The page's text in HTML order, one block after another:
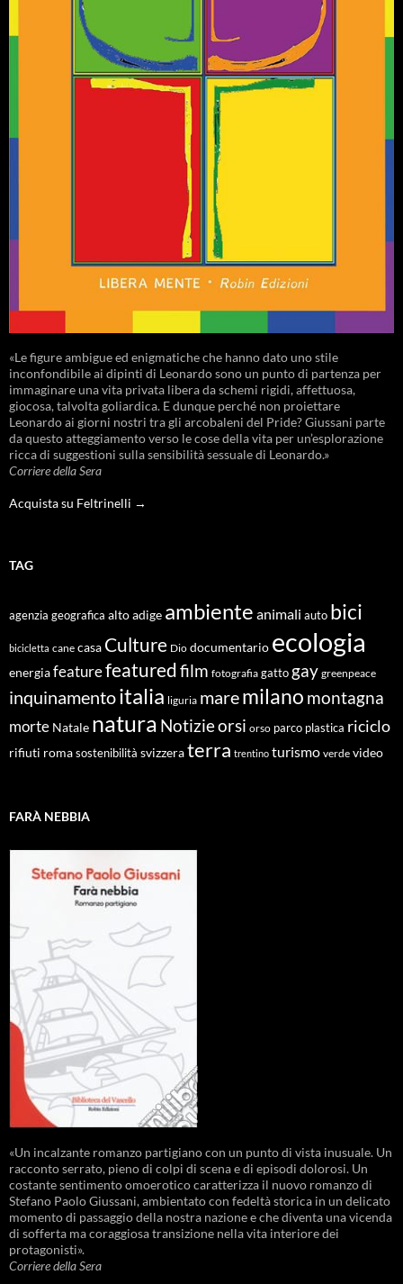
«Le figure ambigue ed enigmatiche che hanno dato uno stile
inconfondibile ai dipinti di Leonardo sono un punto di partenza per
immaginare una vita privata libera da schemi rigidi, affettuosa,
giocosa, talvolta goliardica. E dunque perché non proiettare
Leonardo ai giorni nostri tra gli arcobaleni del Pride? Giussani parte
da questo atteggiamento verso le cose della vita per un’esplorazione
ricca di suggestioni sulla sensibilità sessuale di Leonardo.»
Corriere della Sera
Acquista su Feltrinelli →
TAG
agenzia geografica alto adige ambiente animali auto bici
bicicletta cane casa Culture Dio documentario ecologia
energiafeaturefeaturedfilm fotografia gatto gay greenpeace
inquinamentoitalia liguria maremilano montagna
morte Natale natura Notizieorsi orso parco plastica riciclo
rifiuti roma sostenibilità svizzeraterra trentino turismo verde video
FARÀ NEBBIA
«Un incalzante romanzo partigiano con un punto di vista inusuale. Un
racconto serrato, pieno di colpi di scena e di episodi dolorosi. Un
costante sentimento omoerotico caratterizza il nuovo romanzo di
Stefano Paolo Giussani, ambientato con fedeltà storica in un delicato
momento di passaggio della nostra nazione e che diventa una vicenda
di sofferta ma coraggiosa transizione nella vita interiore dei
protagonisti».
Corriere della Sera